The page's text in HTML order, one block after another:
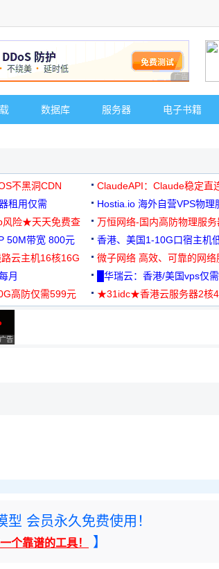
广告 商业广
数据库 服务器 电子书籍
不黑洞CDN ClaudeAPI：Claude稳定直
租用仅需
Hostia.io 海外自营VPS物理
风险★天天免费查
万恒网络-国内高防物理服
99元/月起
50M带宽 800元 香港、美国1-10G口宿主机
云主机16核16G
微子网络 高效、可靠的网
月 █华瑞云：香港/美国vps仅
高防仅需599元
★31idc★香港云服务器2核
广告 商业广告，理性选择
会员永久免费使用！
个靠谱的工具！ 】